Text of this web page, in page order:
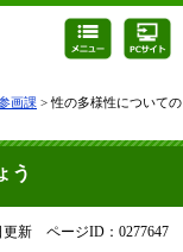
画課 > 性の多様性についての
う
更新 ページID：0277647